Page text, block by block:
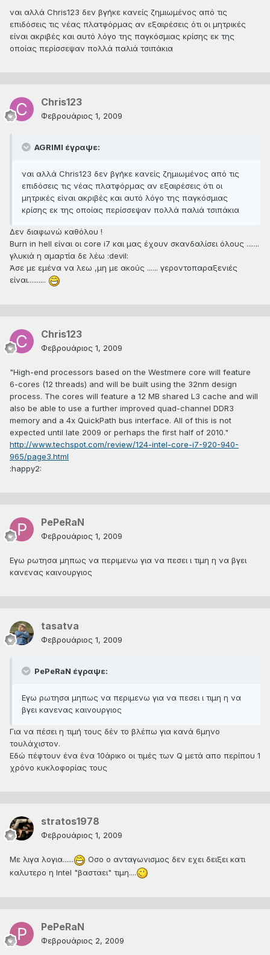
ναι αλλά Chris123 δεν βγήκε κανείς ζημιωμένος από τις
επιδόσεις τις νέας πλατφόρμας αν εξαιρέσεις ότι οι μητρικές
είναι ακριβές και αυτό λόγο της παγκόσμιας κρίσης εκ της
οποίας περίσσεψαν πολλά παλιά τσιπάκια
Chris123
Φεβρουάριος 1, 2009
AGRIMI έγραψε:
ναι αλλά Chris123 δεν βγήκε κανείς ζημιωμένος από τις
επιδόσεις τις νέας πλατφόρμας αν εξαιρέσεις ότι οι
μητρικές είναι ακριβές και αυτό λόγο της παγκόσμιας
κρίσης εκ της οποίας περίσσεψαν πολλά παλιά τσιπάκια
Δεν διαφωνώ καθόλου !
Burn in hell είναι οι core i7 και μας έχουν σκανδαλίσει όλους .......
γλυκιά η αμαρτία δε λέω :devil:
Άσε με εμένα να λεω ,μη με ακούς ...... γεροντοπαραξενιές
είναι..........
Chris123
Φεβρουάριος 1, 2009
"High-end processors based on the Westmere core will feature
6-cores (12 threads) and will be built using the 32nm design
process. The cores will feature a 12 MB shared L3 cache and will
also be able to use a further improved quad-channel DDR3
memory and a 4x QuickPath bus interface. All of this is not
expected until late 2009 or perhaps the first half of 2010."
http://www.techspot.com/review/124-intel-core-i7-920-940-
965/page3.html
:happy2:
PePeRaN
Φεβρουάριος 1, 2009
Εγω ρωτησα μηπως να περιμενω για να πεσει ι τιμη η να βγει
κανενας καινουργιος
tasatva
Φεβρουάριος 1, 2009
PePeRaN έγραψε:
Εγω ρωτησα μηπως να περιμενω για να πεσει ι τιμη η να
βγει κανενας καινουργιος
Για να πέσει η τιμή τους δέν το βλέπω για κανά 6μηνο
τουλάχιστον.
Εδώ πέφτουν ένα ένα 10άρικο οι τιμές των Q μετά απο περίπου 1
χρόνο κυκλοφορίας τους
stratos1978
Φεβρουάριος 1, 2009
Με λιγα λογια......
Οσο ο ανταγωνισμος δεν εχει δειξει κατι
καλυτερο η Intel "βασταει" τιμη....
PePeRaN
Φεβρουάριος 2, 2009